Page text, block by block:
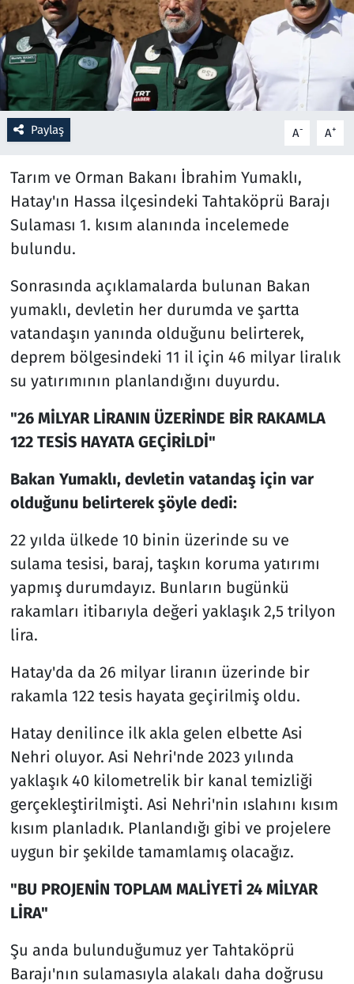
Paylaş A- A+
Tarım ve Orman Bakanı İbrahim Yumaklı,
Hatay'ın Hassa ilçesindeki Tahtaköprü Barajı
Sulaması 1. kısım alanında incelemede
bulundu.
Sonrasında açıklamalarda bulunan Bakan
yumaklı, devletin her durumda ve şartta
vatandaşın yanında olduğunu belirterek,
deprem bölgesindeki 11 il için 46 milyar liralık
su yatırımının planlandığını duyurdu.
"26 MİLYAR LİRANIN ÜZERİNDE BİR RAKAMLA
122 TESİS HAYATA GEÇİRİLDİ"
Bakan Yumaklı, devletin vatandaş için var
olduğunu belirterek şöyle dedi:
22 yılda ülkede 10 binin üzerinde su ve
sulama tesisi, baraj, taşkın koruma yatırımı
yapmış durumdayız. Bunların bugünkü
rakamları itibarıyla değeri yaklaşık 2,5 trilyon
lira.
Hatay'da da 26 milyar liranın üzerinde bir
rakamla 122 tesis hayata geçirilmiş oldu.
Hatay denilince ilk akla gelen elbette Asi
Nehri oluyor. Asi Nehri'nde 2023 yılında
yaklaşık 40 kilometrelik bir kanal temizliği
gerçekleştirilmişti. Asi Nehri'nin ıslahını kısım
kısım planladık. Planlandığı gibi ve projelere
uygun bir şekilde tamamlamış olacağız.
"BU PROJENİN TOPLAM MALİYETİ 24 MİLYAR
LİRA"
Şu anda bulunduğumuz yer Tahtaköprü
Barajı'nın sulamasıyla alakalı daha doğrusu
Sağlık
Savunma Sanayi
Seçim 2023
Spor
Teknoloji ve Bilim
Televizyon